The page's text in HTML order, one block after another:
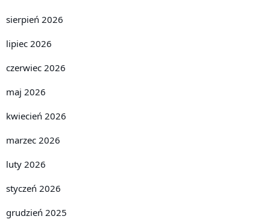
sierpień 2026
lipiec 2026
czerwiec 2026
maj 2026
kwiecień 2026
marzec 2026
luty 2026
styczeń 2026
grudzień 2025